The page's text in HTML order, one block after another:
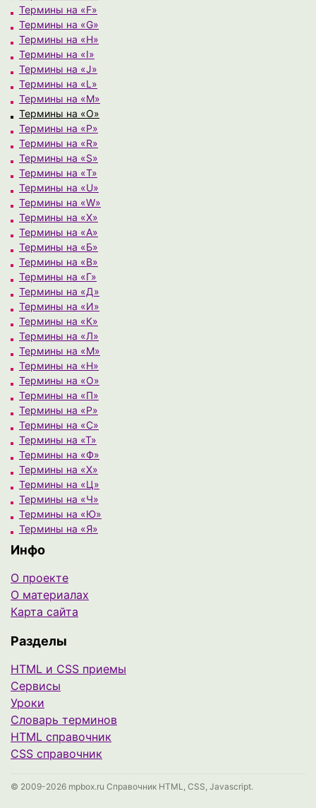
Термины на «F»
Термины на «G»
Термины на «H»
Термины на «I»
Термины на «J»
Термины на «L»
Термины на «M»
Термины на «O»
Термины на «P»
Термины на «R»
Термины на «S»
Термины на «T»
Термины на «U»
Термины на «W»
Термины на «X»
Термины на «А»
Термины на «Б»
Термины на «В»
Термины на «Г»
Термины на «Д»
Термины на «И»
Термины на «К»
Термины на «Л»
Термины на «М»
Термины на «Н»
Термины на «О»
Термины на «П»
Термины на «Р»
Термины на «С»
Термины на «Т»
Термины на «Ф»
Термины на «Х»
Термины на «Ц»
Термины на «Ч»
Термины на «Ю»
Термины на «Я»
Инфо
О проекте
О материалах
Карта сайта
Разделы
HTML и CSS приемы
Сервисы
Уроки
Cловарь терминов
HTML справочник
CSS справочник
© 2009-2026 mpbox.ru Справочник HTML, CSS, Javascript.